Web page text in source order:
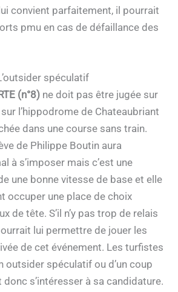
convient parfaitement, il pourrait
pmu en cas de défaillance des
spéculatif
(n°8) ne doit pas être jugée sur
l’hippodrome de Chateaubriant
dans une course sans train.
de Philippe Boutin aura
à s’imposer mais c’est une
une bonne vitesse de base et elle
occuper une place de choix
de tête. S’il n’y pas trop de relais
lui permettre de jouer les
de cet événement. Les turfistes
outsider spéculatif ou d’un coup
s’intéresser à sa candidature.